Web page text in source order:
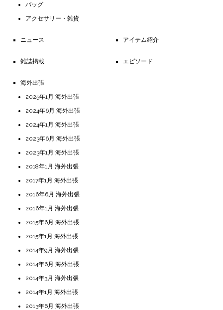
バッグ
アクセサリー・雑貨
ニュース アイテム紹介
雑誌掲載 エピソード
海外出張
2025年1月 海外出張
2024年6月 海外出張
2024年1月 海外出張
2023年6月 海外出張
2023年1月 海外出張
2018年1月 海外出張
2017年1月 海外出張
2016年6月 海外出張
2016年1月 海外出張
2015年6月 海外出張
2015年1月 海外出張
2014年9月 海外出張
2014年6月 海外出張
2014年3月 海外出張
2014年1月 海外出張
2013年6月 海外出張